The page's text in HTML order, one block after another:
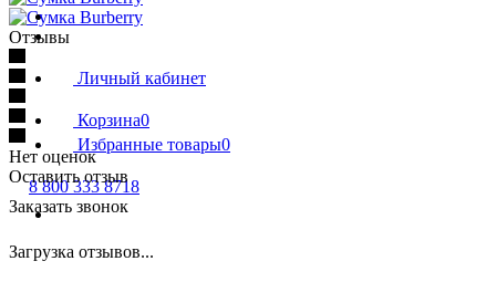
Личный кабинет
Корзина0
Избранные товары0
8 800 333 8718
Заказать звонок
Отзывы
Нет оценок
Оставить отзыв
Загрузка отзывов...